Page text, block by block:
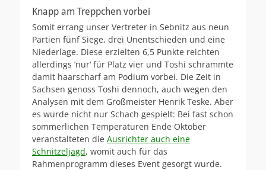
Knapp am Treppchen vorbei
Somit errang unser Vertreter in Sebnitz aus neun
Partien fünf Siege, drei Unentschieden und eine
Niederlage. Diese erzielten 6,5 Punkte reichten
allerdings ’nur‘ für Platz vier und Toshi schrammte
damit haarscharf am Podium vorbei. Die Zeit in
Sachsen genoss Toshi dennoch, auch wegen den
Analysen mit dem Großmeister Henrik Teske. Aber
es wurde nicht nur Schach gespielt: Bei fast schon
sommerlichen Temperaturen Ende Oktober
veranstalteten die Ausrichter auch eine
Schnitzeljagd, womit auch für das
Rahmenprogramm dieses Event gesorgt wurde.